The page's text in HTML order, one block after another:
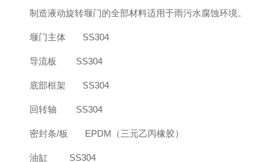
制造液动旋转堰门的全部材料适用于雨污水腐蚀环境。
堰门主体 SS304
导流板 SS304
底部框架 SS304
回转轴 SS304
密封条/板 EPDM （三元乙丙橡胶）
油缸 SS304